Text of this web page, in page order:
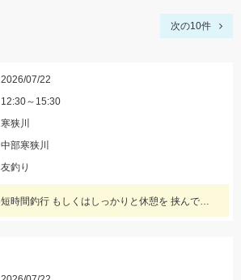
次の10件
2026/07/22
12:30～15:30
寒狭川
中部寒狭川
友釣り
とても暑いため短時間釣行 もしくはしっかりと休憩を 挟んで釣りを行うように しましょう！